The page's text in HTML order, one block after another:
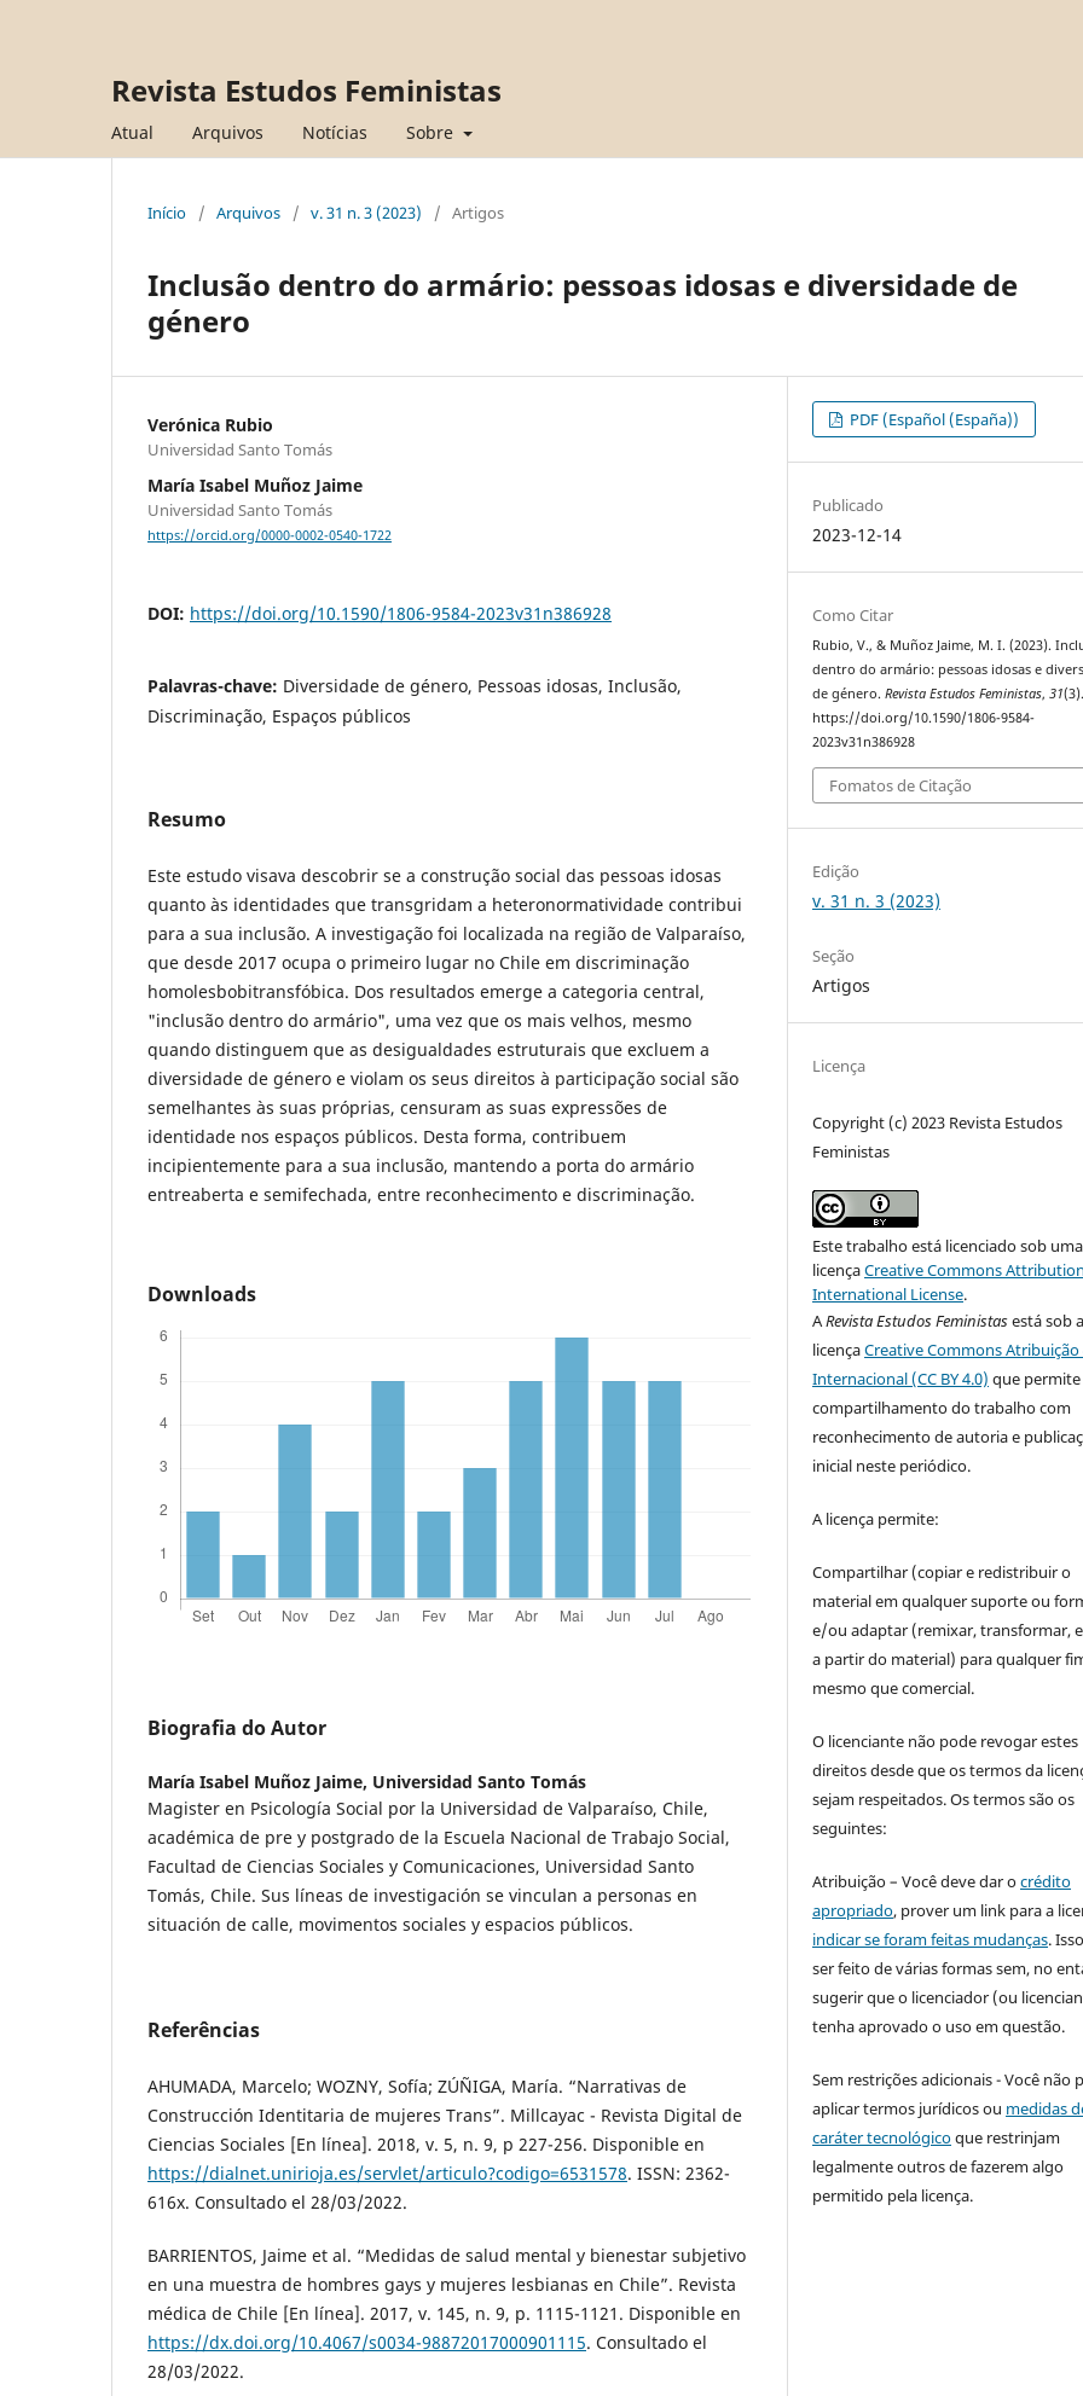
Revista Estudos Feministas
Atual Arquivos Notícias Sobre
Início / Arquivos / v. 31 n. 3 (2023) / Artigos
Inclusão dentro do armário: pessoas idosas e diversidade de
género
Verónica Rubio
Universidad Santo Tomás
María Isabel Muñoz Jaime
Universidad Santo Tomás
https://orcid.org/0000-0002-0540-1722
DOI: https://doi.org/10.1590/1806-9584-2023v31n386928
Palavras-chave: Diversidade de género, Pessoas idosas, Inclusão,
Discriminação, Espaços públicos
Resumo
Este estudo visava descobrir se a construção social das pessoas idosas
quanto às identidades que transgridam a heteronormatividade contribui
para a sua inclusão. A investigação foi localizada na região de Valparaíso,
que desde 2017 ocupa o primeiro lugar no Chile em discriminação
homolesbobitransfóbica. Dos resultados emerge a categoria central,
"inclusão dentro do armário", uma vez que os mais velhos, mesmo
quando distinguem que as desigualdades estruturais que excluem a
diversidade de género e violam os seus direitos à participação social são
semelhantes às suas próprias, censuram as suas expressões de
identidade nos espaços públicos. Desta forma, contribuem
incipientemente para a sua inclusão, mantendo a porta do armário
entreaberta e semifechada, entre reconhecimento e discriminação.
Downloads
Biografia do Autor
María Isabel Muñoz Jaime, Universidad Santo Tomás
Magister en Psicología Social por la Universidad de Valparaíso, Chile,
académica de pre y postgrado de la Escuela Nacional de Trabajo Social,
Facultad de Ciencias Sociales y Comunicaciones, Universidad Santo
Tomás, Chile. Sus líneas de investigación se vinculan a personas en
situación de calle, movimentos sociales y espacios públicos.
Referências
AHUMADA, Marcelo; WOZNY, Sofía; ZÚÑIGA, María. “Narrativas de
Construcción Identitaria de mujeres Trans”. Millcayac - Revista Digital de
Ciencias Sociales [En línea]. 2018, v. 5, n. 9, p 227-256. Disponible en
https://dialnet.unirioja.es/servlet/articulo?codigo=6531578. ISSN: 2362-
616x. Consultado el 28/03/2022.
BARRIENTOS, Jaime et al. “Medidas de salud mental y bienestar subjetivo
en una muestra de hombres gays y mujeres lesbianas en Chile”. Revista
médica de Chile [En línea]. 2017, v. 145, n. 9, p. 1115-1121. Disponible en
https://dx.doi.org/10.4067/s0034-98872017000901115. Consultado el
28/03/2022.
PDF (Español (España))
Publicado
2023-12-14
Como Citar
Rubio, V., & Muñoz Jaime, M. I. (2023).
dentro do armário: pessoas idosas e
de género.Revista Estudos Feministas,31(3).
https://doi.org/10.1590/1806-9584-
2023v31n386928
Fomatos de Citação
Edição
v. 31 n. 3 (2023)
Seção
Artigos
Licença
Copyright (c) 2023 Revista Estudos
Feministas
Este trabalho está licenciado sob uma
licençaCreative Commons
International License.
ARevista Estudos Feministasestá sob a
licençaCreative Commons Atribuição
Internacional (CC BY 4.0) que
compartilhamento do trabalho com
reconhecimento de autoria e
inicial neste periódico.
A licença permite:
Compartilhar (copiar e redistribuir o
material em qualquer suporte ou
e/ou adaptar (remixar, transformar,
a partir do material) para qualquer
mesmo que comercial.
O licenciante não pode revogar estes
direitos desde que os termos da
sejam respeitados. Os termos são os
seguintes:
Atribuição – Você deve dar ocrédito
apropriado, prover um link para a
indicar se foram feitas mudanças.
ser feito de várias formas sem, no
sugerir que o licenciador (ou
tenha aprovado o uso em questão.
Sem restrições adicionais - Você não
aplicar termos jurídicos ou medidas
caráter tecnológicoque restrinjam
legalmente outros de fazerem algo
permitido pela licença.